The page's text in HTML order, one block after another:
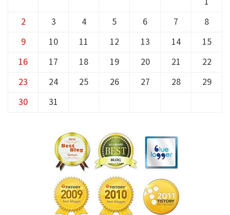
1
2 3 4 5 6 7 8
9 10 11 12 13 14 15
16 17 18 19 20 21 22
23 24 25 26 27 28 29
30 31